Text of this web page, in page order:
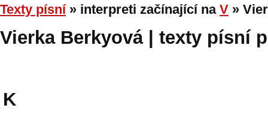
Texty písní» interpreti začínající na V »
Vierka Berkyová | texty písní
K